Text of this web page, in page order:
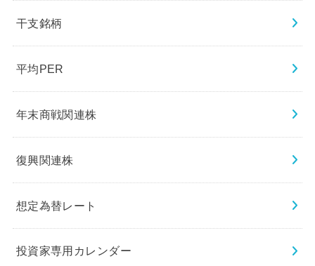
干支銘柄
平均PER
年末商戦関連株
復興関連株
想定為替レート
投資家専用カレンダー